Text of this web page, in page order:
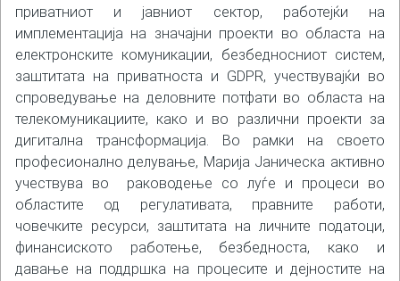
приватниот и јавниот сектор, работејќи на
имплементација на значајни проекти во областа на
електронските комуникации, безбедносниот систем,
заштитата на приватноста и GDPR, учествувајќи во
спроведување на деловните потфати во областа на
телекомуникациите, како и во различни проекти за
дигитална трансформација. Во рамки на своето
професионално делување, Марија Јаническа активно
учествува во раководење со луѓе и процеси во
областите од регулативата, правните работи,
човечките ресурси, заштитата на личните податоци,
финансиското работење, безбедноста, како и
давање на поддршка на процесите и дејностите на